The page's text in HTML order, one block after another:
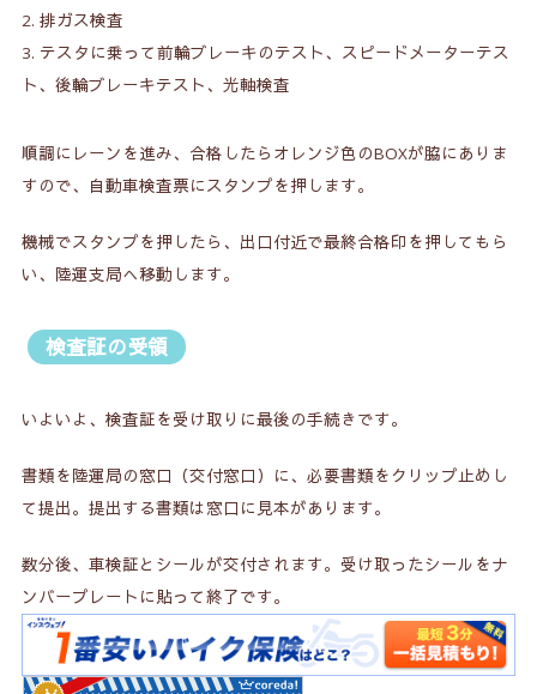
排ガス検査
テスタに乗って前輪ブレーキのテスト、スピードメーターテス
ト、後輪ブレーキテスト、光軸検査
順調にレーンを進み、合格したらオレンジ色のBOXが脇にありま
すので、自動車検査票にスタンプを押します。
機械でスタンプを押したら、出口付近で最終合格印を押してもら
い、陸運支局へ移動します。
検査証の受領
いよいよ、検査証を受け取りに最後の手続きです。
書類を陸運局の窓口（交付窓口）に、必要書類をクリップ止めし
て提出。提出する書類は窓口に見本があります。
数分後、車検証とシールが交付されます。受け取ったシールをナ
ンバープレートに貼って終了です。